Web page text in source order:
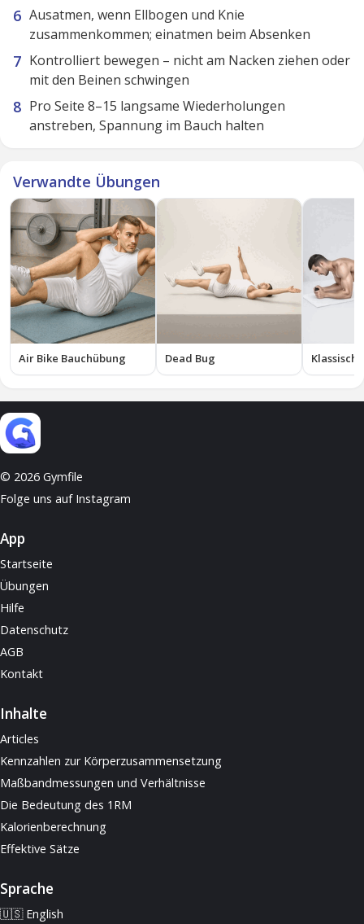
Ausatmen, wenn Ellbogen und Knie
zusammenkommen; einatmen beim Absenken
Kontrolliert bewegen – nicht am Nacken ziehen oder
mit den Beinen schwingen
Pro Seite 8–15 langsame Wiederholungen
anstreben, Spannung im Bauch halten
Verwandte Übungen
Air Bike Bauchübung Dead Bug
© 2026 Gymfile
Folge uns auf Instagram
App
Startseite
Übungen
Hilfe
Datenschutz
AGB
Kontakt
Inhalte
Articles
Kennzahlen zur Körperzusammensetzung
Maßbandmessungen und Verhältnisse
Die Bedeutung des 1RM
Kalorienberechnung
Effektive Sätze
Sprache
🇺🇸 English